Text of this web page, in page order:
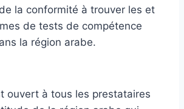
la conformité à trouver les et
de tests de compétence
la région arabe.
ouvert à tous les prestataires